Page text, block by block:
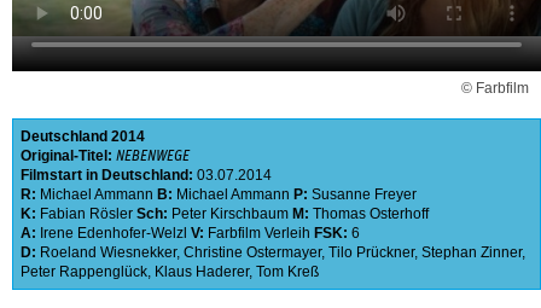
© Farbfilm
Deutschland 2014
Original-Titel: NEBENWEGE
Filmstart in Deutschland: 03.07.2014
R: Michael Ammann B: Michael Ammann P: Susanne Freyer
K: Fabian Rösler Sch: Peter Kirschbaum M: Thomas Osterhoff
A: Irene Edenhofer-Welzl V: Farbfilm Verleih FSK: 6
D: Roeland Wiesnekker, Christine Ostermayer, Tilo Prückner, Stephan Zinner,
Peter Rappenglück, Klaus Haderer, Tom Kreß